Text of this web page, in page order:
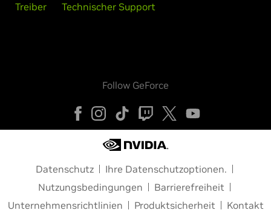
Treiber Technischer Support
Follow GeForce
Datenschutz
Ihre Datenschutzoptionen.
Nutzungsbedingungen
Barrierefreiheit
Unternehmensrichtlinien
Produktsicherheit Kontakt